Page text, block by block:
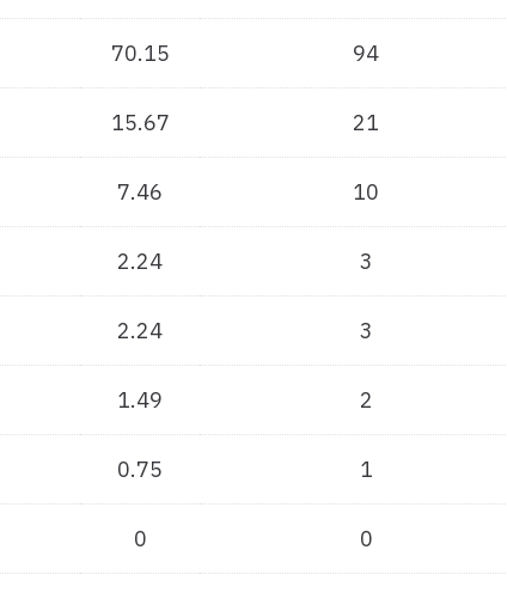
70.15 94
15.67 21
7.46 10
2.24 3
2.24 3
1.49 2
0.75 1
0 0